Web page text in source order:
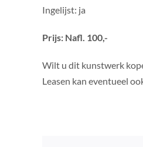
Ingelijst: ja
Prijs: Nafl. 100,-
Wilt u dit kunstwerk
Leasen kan eventueel